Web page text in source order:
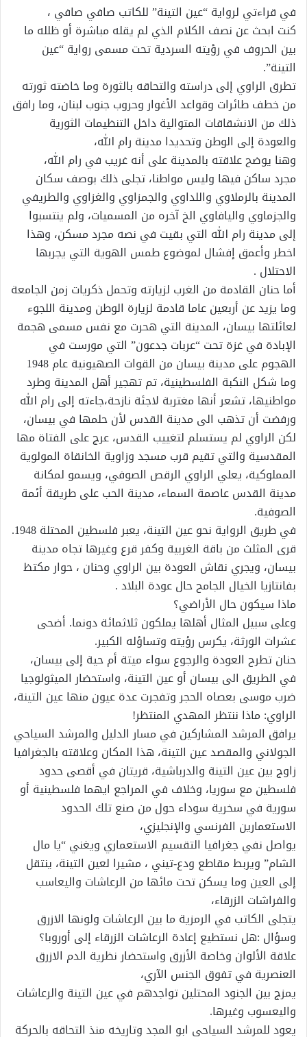
في قراءتي لرواية “عين التينة” للكاتب صافي صافي ،
كنت ابحث عن نصف الكلام الذي لم يقله مباشرة أو ظلله ما
بين الحروف في رؤيته السردية تحت مسمى رواية “عين
التينة”.
تطرق الراوي إلى دراسته والتحاقه بالثورة وما خاضته ثورته
من خطف طائرات وقواعد الأغوار وحروب جنوب لبنان، وما رافق
ذلك من الانشقاقات المتوالية داخل التنظيمات الثورية
والعودة إلى الوطن وتحديدا مدينة رام الله،
وهنا يوضح علاقته بالمدينة على أنه غريب في رام الله،
مجرد ساكن فيها وليس مواطنا، تجلى ذلك بوصف سكان
المدينة بالرملاوي واللداوي والجمزاوي والغزاوي والطريفي
والجزماوي واليافاوي الخ آخره من المسميات، ولم ينتسبوا
إلى مدينة رام الله التي بقيت في نصه مجرد مسكن، وهذا
اخطر وأعمق إفشال لموضوع طمس الهوية التي يجربها
الاحتلال .
أما حنان القادمة من الغرب لزيارته وتحمل ذكريات زمن الجامعة
وما يزيد عن أربعين عاما قادمة لزيارة الوطن ومدينة اللجوء
لعائلتها بيسان، المدينة التي هحرت مع نفس مسمى هجمة
الإبادة في غزة تحت “عربات جدعون” التي مورست في
الهجوم على مدينة بيسان من القوات الصهيونية عام 1948
وما شكل النكبة الفلسطينية، تم تهجير أهل المدينة وطرد
مواطنيها، تشعر أنها مغتربة لاجئة نازحة،جاءته إلى رام الله
ورفضت أن تذهب الى مدينة القدس لأن حلمها في بيسان،
لكن الراوي لم يستسلم لتغييب القدس، عرج على الفتاة مها
المقدسية والتي تقيم قرب مسجد وزاوية الخانقاة المولوية
المملوكية، يعلي الراوي الرقص الصوفي، ويسمو لمكانة
مدينة القدس عاصمة السماء، مدينة الحب على طريقة أئمة
الصوفية.
في طريق الرواية نحو عين التينة، يعبر فلسطين المحتلة 1948.
قرى المثلث من باقة الغربية وكفر قرع وغيرها تجاه مدينة
بيسان، ويجري نقاش العودة بين الراوي وحنان ، حوار مكتظ
بفانتازيا الخيال الجامح حال عودة البلاد .
ماذا سيكون حال الأراضي؟
وعلى سبيل المثال أهلها يملكون ثلاثمائة دونما. أضحى
عشرات الورثة، يكرس رؤيته وتساؤله الكبير.
حنان تطرح العودة والرجوع سواء ميتة أم حية إلى بيسان،
في الطريق الى بيسان أو عين التينة، واستحضار الميثولوجيا
ضرب موسى بعصاه الحجر وتفجرت عدة عيون منها عين التينة،
الراوي: ماذا ننتظر المهدي المنتظر!
يرافق المرشد المشاركين في مسار الدليل والمرشد السياحي
الجولاني والمقصد عين التينة، هذا المكان وعلاقته بالجغرافيا
زاوج بين عين التينة والدرباشية، قريتان في أقصى حدود
فلسطين مع سوريا، وخلاف في المراجع ايهما فلسطينية أو
سورية في سخرية سوداء حول من صنع تلك الحدود
الاستعمارين الفرنسي والإنجليزي،
يواصل نفي جغرافيا التقسيم الاستعماري ويغني “يا مال
الشام” ويربط مقاطع ودع-تيني ، مشيرا لعين التينة، ينتقل
إلى العين وما يسكن تحت مائها من الرعاشات واليعاسب
والفراشات الزرقاء،
يتجلى الكاتب في الرمزية ما بين الرعاشات ولونها الازرق
وسؤال :هل نستطيع إعادة الرعاشات الزرقاء إلى أوروبا؟
علاقة الألوان وخاصة الأزرق واستحضار نظرية الدم الازرق
العنصرية في تفوق الجنس الآري،
يمزج بين الجنود المحتلين تواجدهم في عين التينة والرعاشات
واليعسوب وغيرها.
يعود للمرشد السياحي ابو المجد وتاريخه منذ التحاقه بالحركة